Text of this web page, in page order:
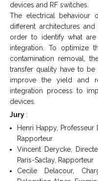
devices and RF switches.
The electrical behaviour
different architectures
order to identify what
integration. To optimize
contamination removal,
transfer quality have to
improve the yield and
integration process to
devices.
Jury :
Henri Happy, Professeur
Rapporteur
Vincent Derycke,
Paris-Saclay, Rapporteur
Cecile Delacour,